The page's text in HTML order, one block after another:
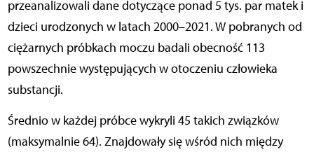
przeanalizowali dane dotyczące ponad 5 tys. par matek i
dzieci urodzonych w latach 2000–2021. W pobranych od
ciężarnych próbkach moczu badali obecność 113
powszechnie występujących w otoczeniu człowieka
substancji.
Średnio w każdej próbce wykryli 45 takich związków
(maksymalnie 64). Znajdowały się wśród nich między